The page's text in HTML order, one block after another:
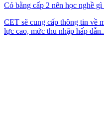
Có bằng cấp 2 nên học nghề
CET sẽ cung cấp thông tin về
lực cao, mức thu nhập hấp